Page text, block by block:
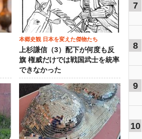
本郷史観 日本を変えた傑物たち
上杉謙信（3）配下が何度も反
旗 権威だけでは戦国武士を統率
できなかった
7
8
9
10